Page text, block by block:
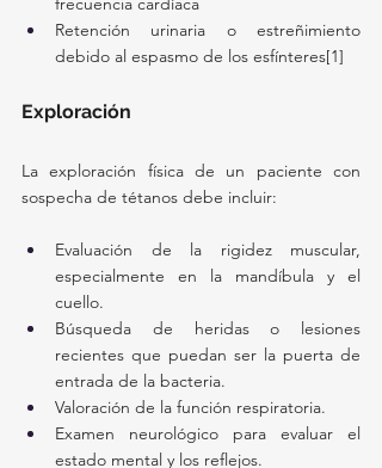
Retención urinaria o estreñimiento
debido al espasmo de los esfínteres[1]
Exploración
La exploración física de un paciente con
sospecha de tétanos debe incluir:
Evaluación de la rigidez muscular,
especialmente en la mandíbula y el
cuello.
Búsqueda de heridas o lesiones
recientes que puedan ser la puerta de
entrada de la bacteria.
Valoración de la función respiratoria.
Examen neurológico para evaluar el
estado mental y los reflejos.